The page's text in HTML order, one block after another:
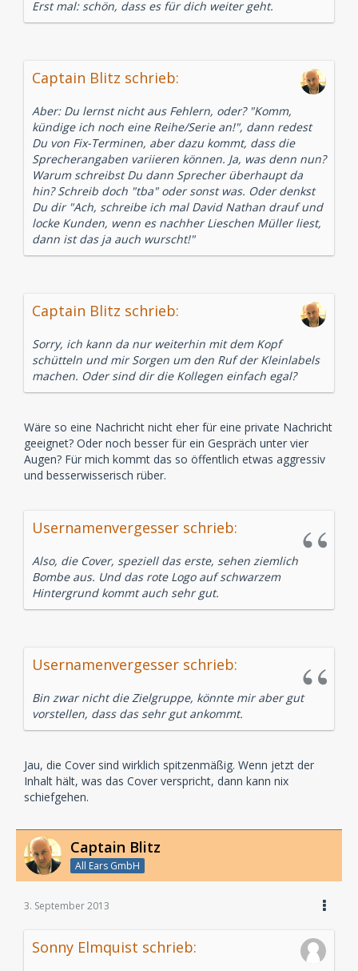
Erst mal: schön, dass es für dich weiter geht.
Captain Blitz schrieb:
Aber: Du lernst nicht aus Fehlern, oder? "Komm,
kündige ich noch eine Reihe/Serie an!", dann redest
Du von Fix-Terminen, aber dazu kommt, dass die
Sprecherangaben variieren können. Ja, was denn nun?
Warum schreibst Du dann Sprecher überhaupt da
hin? Schreib doch "tba" oder sonst was. Oder denkst
Du dir "Ach, schreibe ich mal David Nathan drauf und
locke Kunden, wenn es nachher Lieschen Müller liest,
dann ist das ja auch wurscht!"
Captain Blitz schrieb:
Sorry, ich kann da nur weiterhin mit dem Kopf
schütteln und mir Sorgen um den Ruf der Kleinlabels
machen. Oder sind dir die Kollegen einfach egal?
Wäre so eine Nachricht nicht eher für eine private Nachricht
geeignet? Oder noch besser für ein Gespräch unter vier
Augen? Für mich kommt das so öffentlich etwas aggressiv
und besserwisserisch rüber.
Usernamenvergesser schrieb:
Also, die Cover, speziell das erste, sehen ziemlich
Bombe aus. Und das rote Logo auf schwarzem
Hintergrund kommt auch sehr gut.
Usernamenvergesser schrieb:
Bin zwar nicht die Zielgruppe, könnte mir aber gut
vorstellen, dass das sehr gut ankommt.
Jau, die Cover sind wirklich spitzenmäßig. Wenn jetzt der
Inhalt hält, was das Cover verspricht, dann kann nix
schiefgehen.
Captain Blitz
All Ears GmbH
3. September 2013
Sonny Elmquist schrieb: